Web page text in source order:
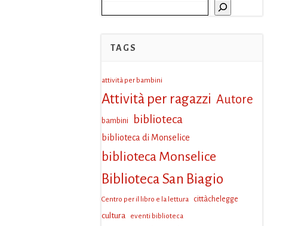
TAGS
attività per bambini
Attività per ragazzi Autore
bambini biblioteca
biblioteca di Monselice
biblioteca Monselice
Biblioteca San Biagio
Centro per il libro e la lettura cittàchelegge
cultura eventi biblioteca